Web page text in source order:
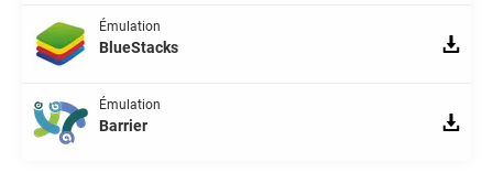
Émulation
BlueStacks
Émulation
Barrier